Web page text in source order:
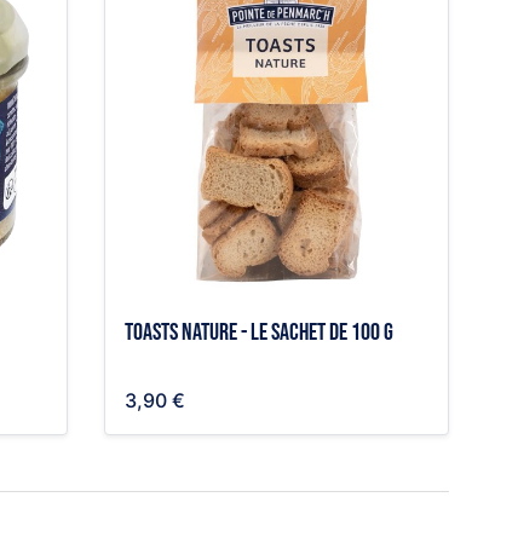
Toasts nature - le sachet de 100 g
3,90 €